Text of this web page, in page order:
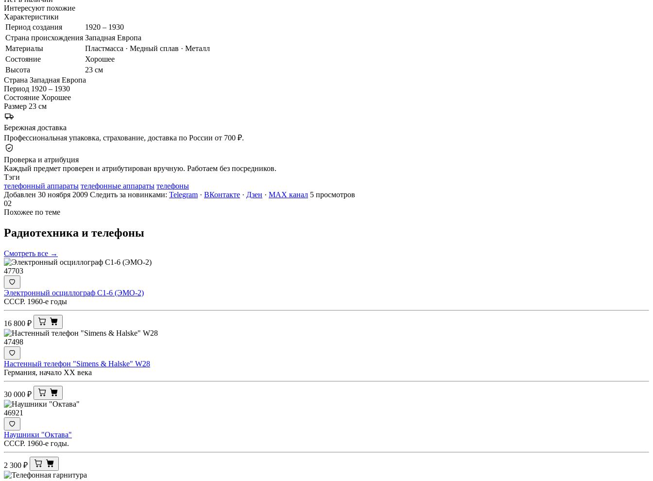
Интересуют похожие
Характеристики
Период создания
1920 – 1930
Страна происхождения Западная Европа
Материалы
Пластмасса · Медный сплав · Металл
Состояние
Хорошее
Высота
23 см
Страна Западная Европа
Период 1920 – 1930
Состояние Хорошее
Размер 23 см
Бережная доставка
Профессиональная упаковка, страхование, доставка по России от 700 ₽.
Проверка и атрибуция
Каждый предмет проверен и атрибутирован вручную. Работаем без посредников.
Тэги
телефонный аппараты телефонные аппараты телефоны
Добавлен 30 ноября 2009 Следить за новинками: Telegram · ВКонтакте · Дзен · MAX канал 5 просмотров
02
Похожее по теме
Радиотехника и телефоны
Смотреть все →
47703
Электронный осциллограф С1-6 (ЭМО-2)
СССР. 1960-е годы
16 800 ₽
47498
Настенный телефон "Simens & Halske" W28
Германия, начало ХХ века
30 000 ₽
46921
Наушники "Октава"
СССР. 1960-е годы.
2 300 ₽